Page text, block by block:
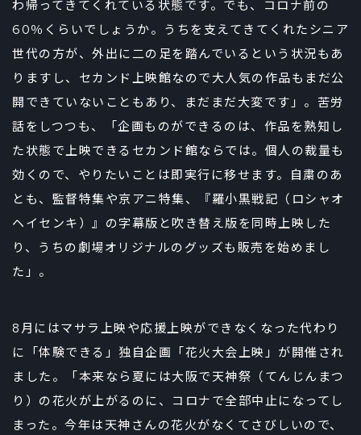
わ帰ってきてくれている状態です。でも、コロナ前の
60％くらいでしょうか。うちを支えてきてくれたシニア
世代の方が、外出に二の足を踏んでいるという状況もあ
りますし、セカンド上映館なので大人気の作品もまだ公
開できていないこともあり、まだまだ大変です」。苦労
話をしつつも、「企画ものができるのは、作品を熟知し
た状態で上映できるセカンド館ならでは。個人の裁量も
効くので、やりたいことは即実行に移せます。自粛のあ
とも、監督特集や京アニ特集、『羅小黒戦記（ロシャオ
ヘイセンキ）』の字幕版と吹き替え版を同時上映した
り、うちの劇場オリジナルのグッズも販売を始めまし
た」。
8月にはマサラ上映や応援上映ができなくなった代わり
に「体験できる」独自企画「花火大会上映」が開催され
ました。「本来なら夏には大阪で天神祭（てんじんまつ
り）の花火が上がるのに、コロナで全部中止になってし
まった。今年は天神さんの花火がなくてさびしいので、